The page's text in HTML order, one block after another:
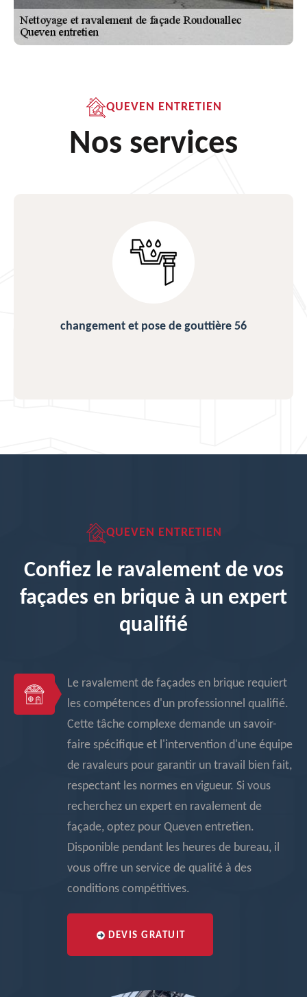
QUEVEN ENTRETIEN
Nos services
changement et pose de gouttière 56
QUEVEN ENTRETIEN
Confiez le ravalement de vos
façades en brique à un expert
qualifié
Le ravalement de façades en brique requiert
les compétences d'un professionnel qualifié.
Cette tâche complexe demande un savoir-
faire spécifique et l'intervention d'une équipe
de ravaleurs pour garantir un travail bien fait,
respectant les normes en vigueur. Si vous
recherchez un expert en ravalement de
façade, optez pour Queven entretien.
Disponible pendant les heures de bureau, il
vous offre un service de qualité à des
conditions compétitives.
DEVIS GRATUIT